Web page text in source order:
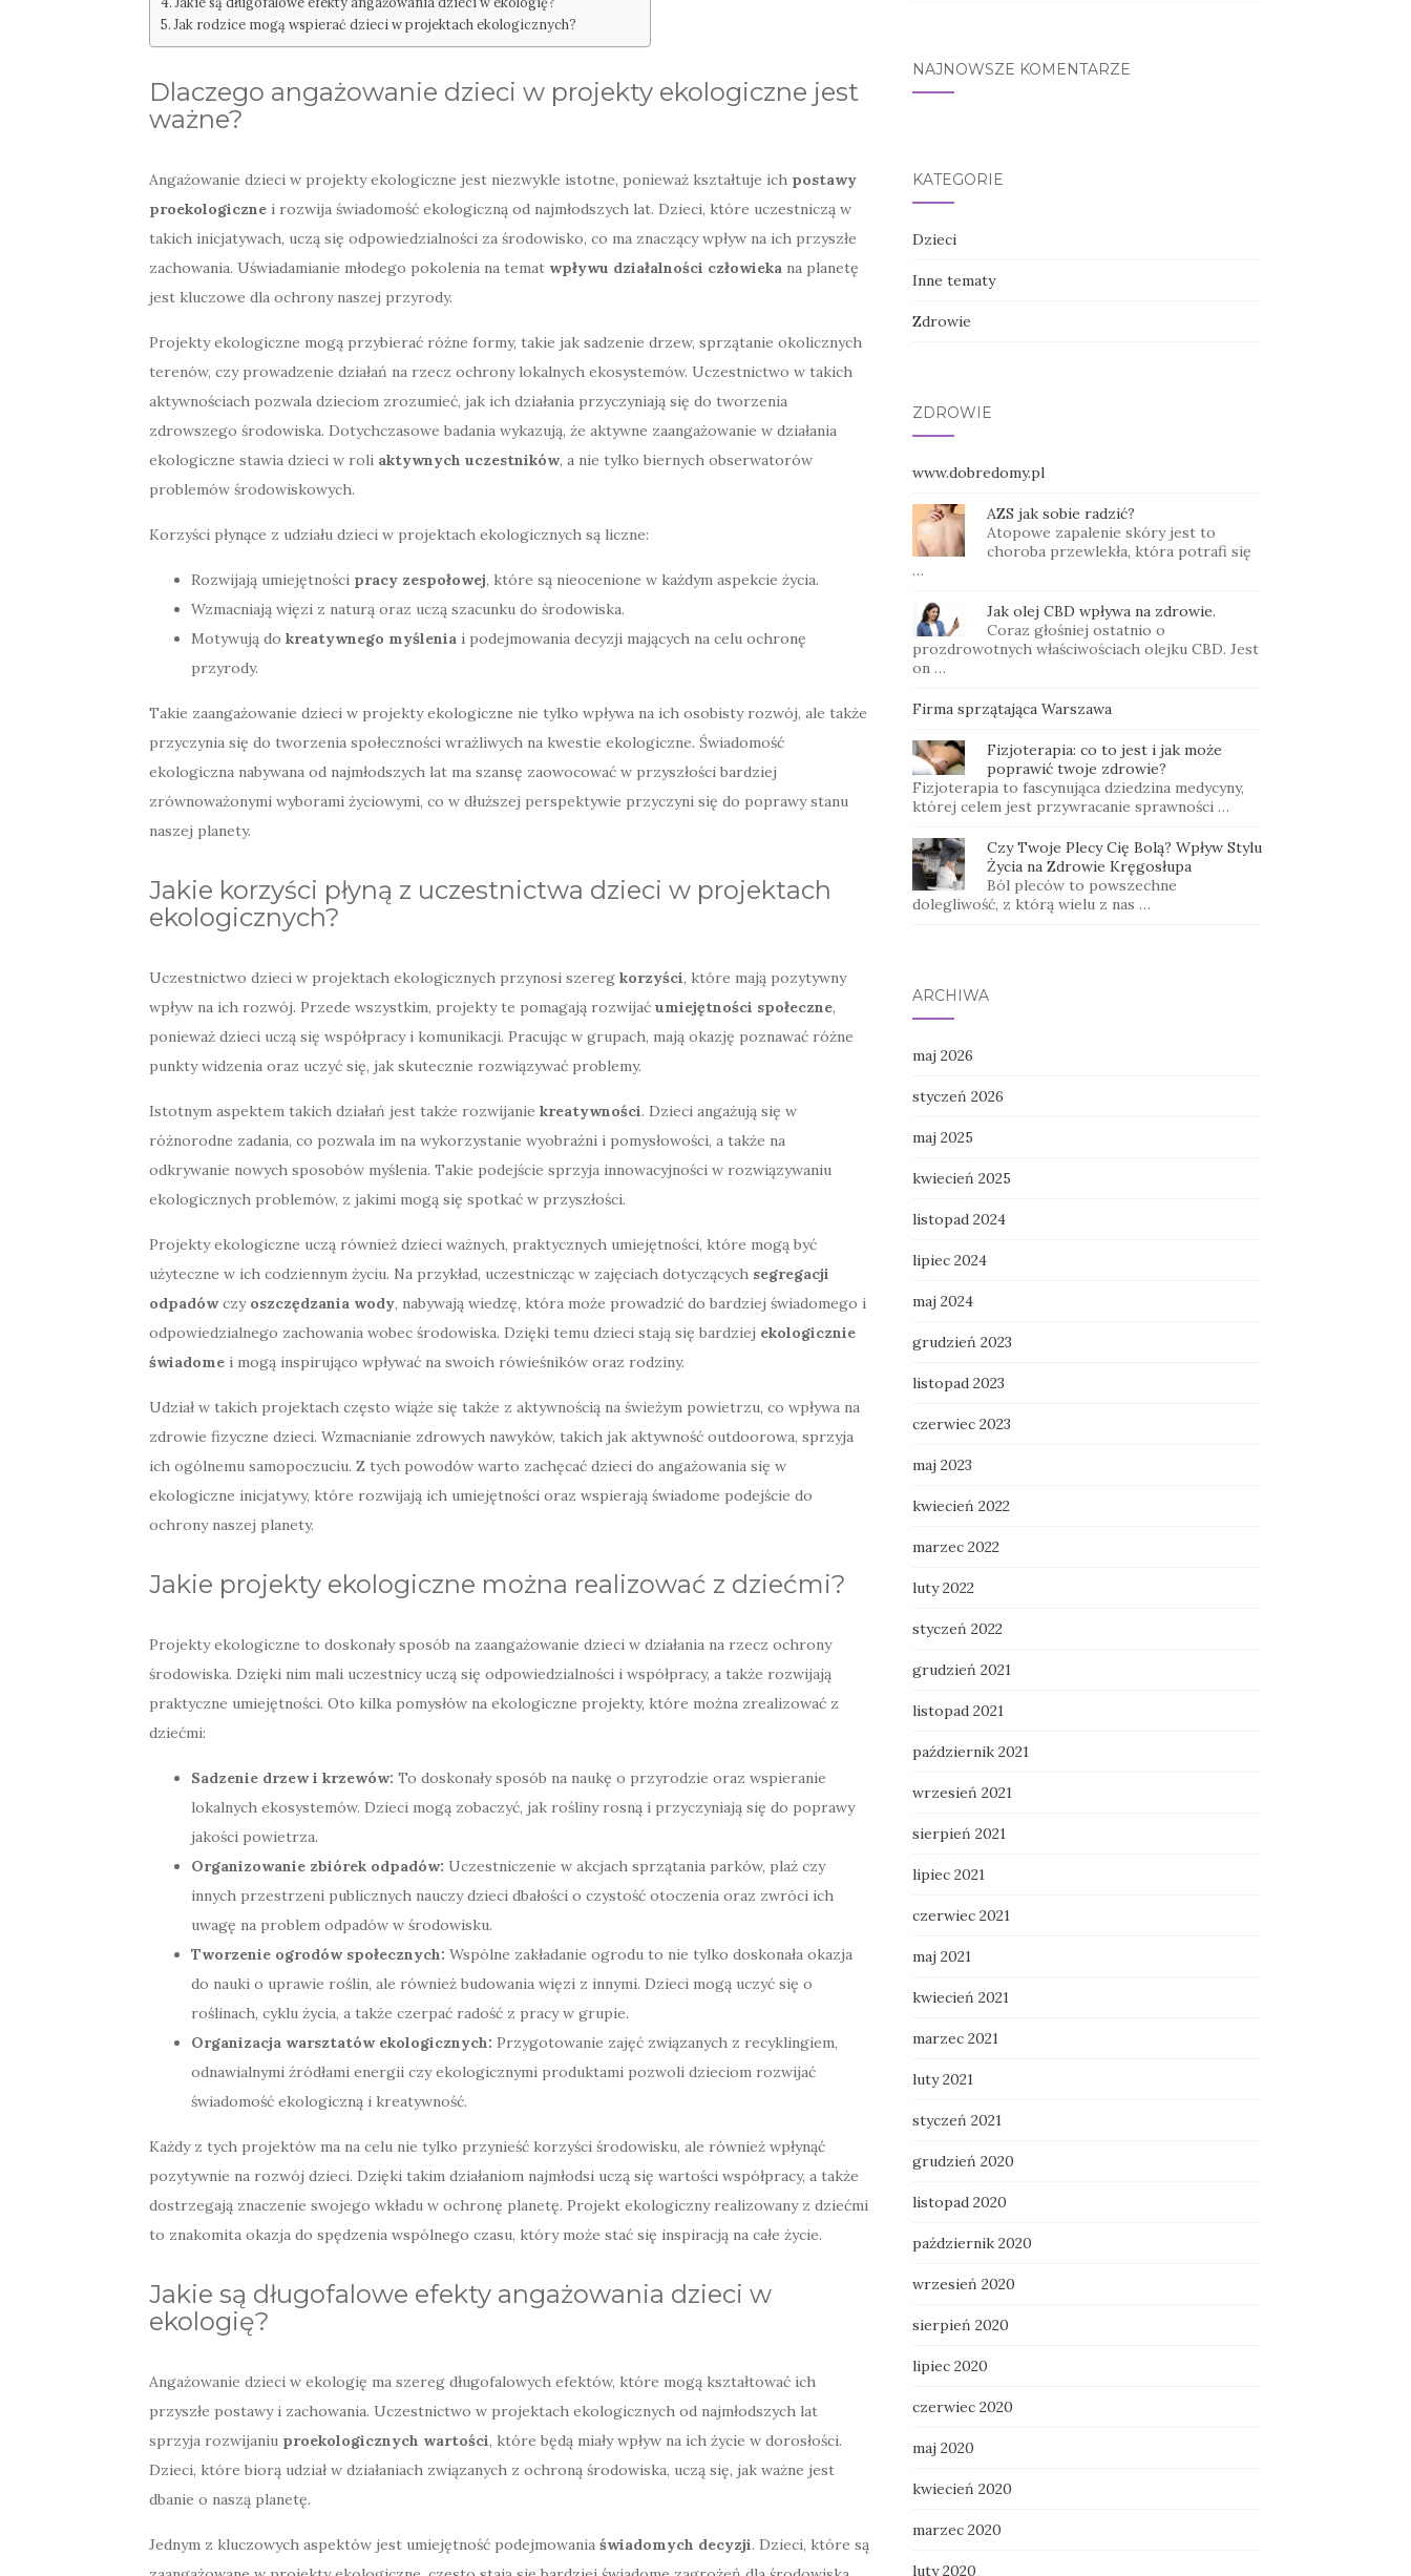
Jak rodzice mogą wspierać dzieci w projektach ekologicznych?
Dlaczego angażowanie dzieci w projekty ekologiczne jest
ważne?
Angażowanie dzieci w projekty ekologiczne jest niezwykle istotne, ponieważ kształtuje ich postawy
proekologiczne i rozwija świadomość ekologiczną od najmłodszych lat. Dzieci, które uczestniczą w
takich inicjatywach, uczą się odpowiedzialności za środowisko, co ma znaczący wpływ na ich przyszłe
zachowania. Uświadamianie młodego pokolenia na temat wpływu działalności człowieka na planetę
jest kluczowe dla ochrony naszej przyrody.
Projekty ekologiczne mogą przybierać różne formy, takie jak sadzenie drzew, sprzątanie okolicznych
terenów, czy prowadzenie działań na rzecz ochrony lokalnych ekosystemów. Uczestnictwo w takich
aktywnościach pozwala dzieciom zrozumieć, jak ich działania przyczyniają się do tworzenia
zdrowszego środowiska. Dotychczasowe badania wykazują, że aktywne zaangażowanie w działania
ekologiczne stawia dzieci w roli aktywnych uczestników, a nie tylko biernych obserwatorów
problemów środowiskowych.
Korzyści płynące z udziału dzieci w projektach ekologicznych są liczne:
Rozwijają umiejętności pracy zespołowej, które są nieocenione w każdym aspekcie życia.
Wzmacniają więzi z naturą oraz uczą szacunku do środowiska.
Motywują do kreatywnego myślenia i podejmowania decyzji mających na celu ochronę
przyrody.
Takie zaangażowanie dzieci w projekty ekologiczne nie tylko wpływa na ich osobisty rozwój, ale także
przyczynia się do tworzenia społeczności wrażliwych na kwestie ekologiczne. Świadomość
ekologiczna nabywana od najmłodszych lat ma szansę zaowocować w przyszłości bardziej
zrównoważonymi wyborami życiowymi, co w dłuższej perspektywie przyczyni się do poprawy stanu
naszej planety.
Jakie korzyści płyną z uczestnictwa dzieci w projektach
ekologicznych?
Uczestnictwo dzieci w projektach ekologicznych przynosi szereg korzyści, które mają pozytywny
wpływ na ich rozwój. Przede wszystkim, projekty te pomagają rozwijać umiejętności społeczne,
ponieważ dzieci uczą się współpracy i komunikacji. Pracując w grupach, mają okazję poznawać różne
punkty widzenia oraz uczyć się, jak skutecznie rozwiązywać problemy.
Istotnym aspektem takich działań jest także rozwijanie kreatywności. Dzieci angażują się w
różnorodne zadania, co pozwala im na wykorzystanie wyobraźni i pomysłowości, a także na
odkrywanie nowych sposobów myślenia. Takie podejście sprzyja innowacyjności w rozwiązywaniu
ekologicznych problemów, z jakimi mogą się spotkać w przyszłości.
Projekty ekologiczne uczą również dzieci ważnych, praktycznych umiejętności, które mogą być
użyteczne w ich codziennym życiu. Na przykład, uczestnicząc w zajęciach dotyczących segregacji
odpadów czy oszczędzania wody, nabywają wiedzę, która może prowadzić do bardziej świadomego i
odpowiedzialnego zachowania wobec środowiska. Dzięki temu dzieci stają się bardziej ekologicznie
świadome i mogą inspirująco wpływać na swoich rówieśników oraz rodziny.
Udział w takich projektach często wiąże się także z aktywnością na świeżym powietrzu, co wpływa na
zdrowie fizyczne dzieci. Wzmacnianie zdrowych nawyków, takich jak aktywność outdoorowa, sprzyja
ich ogólnemu samopoczuciu. Z tych powodów warto zachęcać dzieci do angażowania się w
ekologiczne inicjatywy, które rozwijają ich umiejętności oraz wspierają świadome podejście do
ochrony naszej planety.
Jakie projekty ekologiczne można realizować z dziećmi?
Projekty ekologiczne to doskonały sposób na zaangażowanie dzieci w działania na rzecz ochrony
środowiska. Dzięki nim mali uczestnicy uczą się odpowiedzialności i współpracy, a także rozwijają
praktyczne umiejętności. Oto kilka pomysłów na ekologiczne projekty, które można zrealizować z
dziećmi:
Sadzenie drzew i krzewów: To doskonały sposób na naukę o przyrodzie oraz wspieranie
lokalnych ekosystemów. Dzieci mogą zobaczyć, jak rośliny rosną i przyczyniają się do poprawy
jakości powietrza.
Organizowanie zbiórek odpadów: Uczestniczenie w akcjach sprzątania parków, plaż czy
innych przestrzeni publicznych nauczy dzieci dbałości o czystość otoczenia oraz zwróci ich
uwagę na problem odpadów w środowisku.
Tworzenie ogrodów społecznych: Wspólne zakładanie ogrodu to nie tylko doskonała okazja
do nauki o uprawie roślin, ale również budowania więzi z innymi. Dzieci mogą uczyć się o
roślinach, cyklu życia, a także czerpać radość z pracy w grupie.
Organizacja warsztatów ekologicznych: Przygotowanie zajęć związanych z recyklingiem,
odnawialnymi źródłami energii czy ekologicznymi produktami pozwoli dzieciom rozwijać
świadomość ekologiczną i kreatywność.
Każdy z tych projektów ma na celu nie tylko przynieść korzyści środowisku, ale również wpłynąć
pozytywnie na rozwój dzieci. Dzięki takim działaniom najmłodsi uczą się wartości współpracy, a także
dostrzegają znaczenie swojego wkładu w ochronę planetę. Projekt ekologiczny realizowany z dziećmi
to znakomita okazja do spędzenia wspólnego czasu, który może stać się inspiracją na całe życie.
Jakie są długofalowe efekty angażowania dzieci w
ekologię?
Angażowanie dzieci w ekologię ma szereg długofalowych efektów, które mogą kształtować ich
przyszłe postawy i zachowania. Uczestnictwo w projektach ekologicznych od najmłodszych lat
sprzyja rozwijaniu proekologicznych wartości, które będą miały wpływ na ich życie w dorosłości.
Dzieci, które biorą udział w działaniach związanych z ochroną środowiska, uczą się, jak ważne jest
dbanie o naszą planetę.
Jednym z kluczowych aspektów jest umiejętność podejmowania świadomych decyzji. Dzieci, które są
NAJNOWSZE KOMENTARZE
KATEGORIE
Dzieci
Inne tematy
Zdrowie
ZDROWIE
www.dobredomy.pl
AZS jak sobie radzić?
Atopowe zapalenie skóry jest to
choroba przewlekła, która potrafi się
…
Jak olej CBD wpływa na zdrowie.
Coraz głośniej ostatnio o
prozdrowotnych właściwościach olejku CBD. Jest
on …
Firma sprzątająca Warszawa
Fizjoterapia: co to jest i jak może
poprawić twoje zdrowie?
Fizjoterapia to fascynująca dziedzina medycyny,
której celem jest przywracanie sprawności …
Czy Twoje Plecy Cię Bolą? Wpływ Stylu
Życia na Zdrowie Kręgosłupa
Ból pleców to powszechne
dolegliwość, z którą wielu z nas …
ARCHIWA
maj 2026
styczeń 2026
maj 2025
kwiecień 2025
listopad 2024
lipiec 2024
maj 2024
grudzień 2023
listopad 2023
czerwiec 2023
maj 2023
kwiecień 2022
marzec 2022
luty 2022
styczeń 2022
grudzień 2021
listopad 2021
październik 2021
wrzesień 2021
sierpień 2021
lipiec 2021
czerwiec 2021
maj 2021
kwiecień 2021
marzec 2021
luty 2021
styczeń 2021
grudzień 2020
listopad 2020
październik 2020
wrzesień 2020
sierpień 2020
lipiec 2020
czerwiec 2020
maj 2020
kwiecień 2020
marzec 2020
luty 2020